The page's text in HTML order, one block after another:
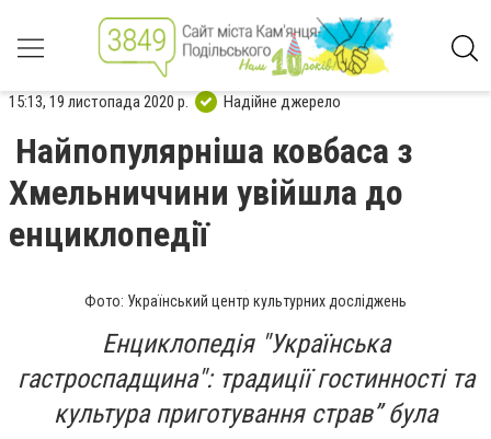
15:13, 19 листопада 2020 р. Надійне джерело
Найпопулярніша ковбаса з
Хмельниччини увійшла до
енциклопедії
Фото: Український центр культурних досліджень
Енциклопедія "Українська
гастроспадщина": традиції гостинності та
культура приготування страв” була